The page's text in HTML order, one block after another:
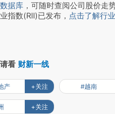
据库 ，可随时查阅公司股价走
数(RII)已发布， 点击了解行
看 财新一线
产 +关注 #越南
+关注